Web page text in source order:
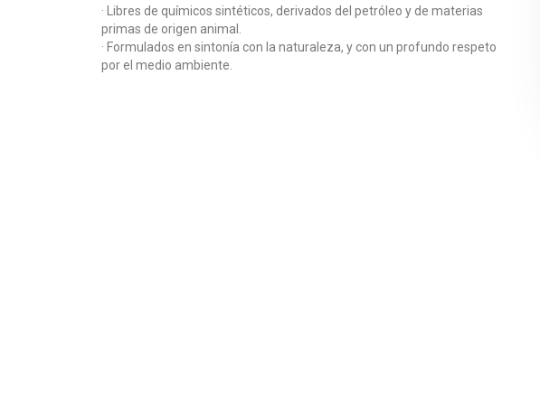
· Libres de químicos sintéticos, derivados del petróleo y de materias
primas de origen animal.
· Formulados en sintonía con la naturaleza, y con un profundo respeto
por el medio ambiente.